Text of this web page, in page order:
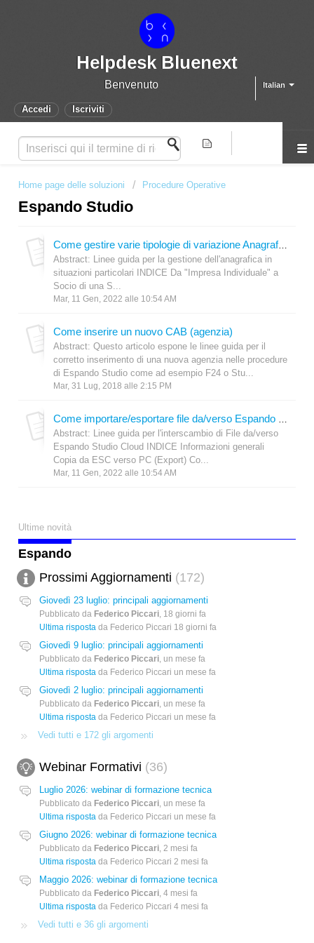
Helpdesk Bluenext
Italian
Benvenuto
Accedi Iscriviti
Home page delle soluzioni Procedure Operative
Espando Studio
Come gestire varie tipologie di variazione Anagrafica
Abstract: Linee guida per la gestione dell'anagrafica in
situazioni particolari INDICE Da "Impresa Individuale" a
Socio di una S...
Mar, 11 Gen, 2022 alle 10:54 AM
Come inserire un nuovo CAB (agenzia)
Abstract: Questo articolo espone le linee guida per il
corretto inserimento di una nuova agenzia nelle procedure
di Espando Studio come ad esempio F24 o Stu...
Mar, 31 Lug, 2018 alle 2:15 PM
Abstract: Linee guida per l'interscambio di File da/verso
Espando Studio Cloud INDICE Informazioni generali
Copia da ESC verso PC (Export) Co...
Mar, 11 Gen, 2022 alle 10:54 AM
Ultime novità
Espando
Prossimi Aggiornamenti
172
Giovedì 23 luglio: principali aggiornamenti
Pubblicato da Federico Piccari, 18 giorni fa
Ultima risposta da Federico Piccari 18 giorni fa
Giovedì 9 luglio: principali aggiornamenti
Pubblicato da Federico Piccari, un mese fa
Ultima risposta da Federico Piccari un mese fa
Giovedì 2 luglio: principali aggiornamenti
Pubblicato da Federico Piccari, un mese fa
Ultima risposta da Federico Piccari un mese fa
Vedi tutti e 172 gli argomenti
Webinar Formativi 36
Luglio 2026: webinar di formazione tecnica
Pubblicato da Federico Piccari, un mese fa
Ultima risposta da Federico Piccari un mese fa
Giugno 2026: webinar di formazione tecnica
Pubblicato da Federico Piccari, 2 mesi fa
Ultima risposta da Federico Piccari 2 mesi fa
Maggio 2026: webinar di formazione tecnica
Pubblicato da Federico Piccari, 4 mesi fa
Ultima risposta da Federico Piccari 4 mesi fa
Vedi tutti e 36 gli argomenti